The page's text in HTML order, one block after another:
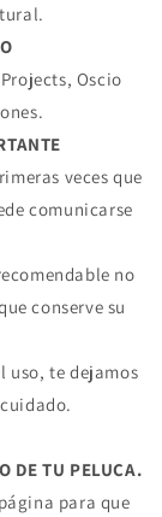
Oscio
veces que
comunicarse
no
conserve su
uso, te dejamos
DE TU PELUCA.
para que
elige
Ayuda.